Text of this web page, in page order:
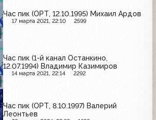
Час пик (ОРТ, 12.10.1995) Михаил Ардов
17 марта 2021, 22:10 2599
Час пик (1-й канал Останкино,
12.07.1994) Владимир Казимиров
14 марта 2021, 22:14 2292
Час пик (ОРТ, 8.10.1997) Валерий
Леонтьев